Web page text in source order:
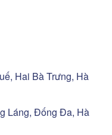
Hai Bà Trưng, Hà
Láng, Đống Đa, Hà